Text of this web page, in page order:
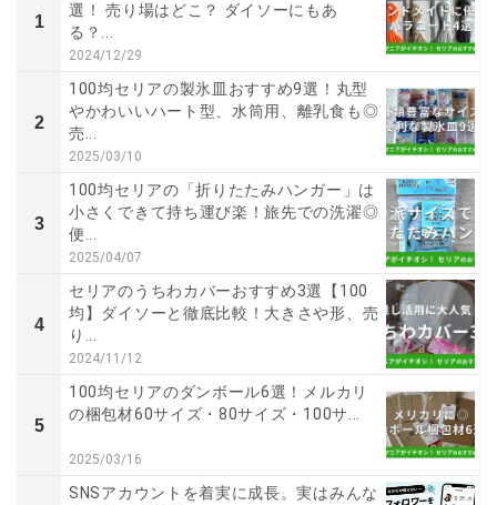
1
選！ 売り場はどこ？ ダイソーにもあ
る？...
2024/12/29
2
100均セリアの製氷皿おすすめ9選！丸型
やかわいいハート型、水筒用、離乳食も◎
売...
2025/03/10
3
100均セリアの「折りたたみハンガー」は
小さくできて持ち運び楽！旅先での洗濯◎
便...
2025/04/07
4
セリアのうちわカバーおすすめ3選【100
均】ダイソーと徹底比較！大きさや形、売
り...
2024/11/12
5
100均セリアのダンボール6選！メルカリ
の梱包材60サイズ・80サイズ・100サ...
2025/03/16
SNSアカウントを着実に成長。実はみんな